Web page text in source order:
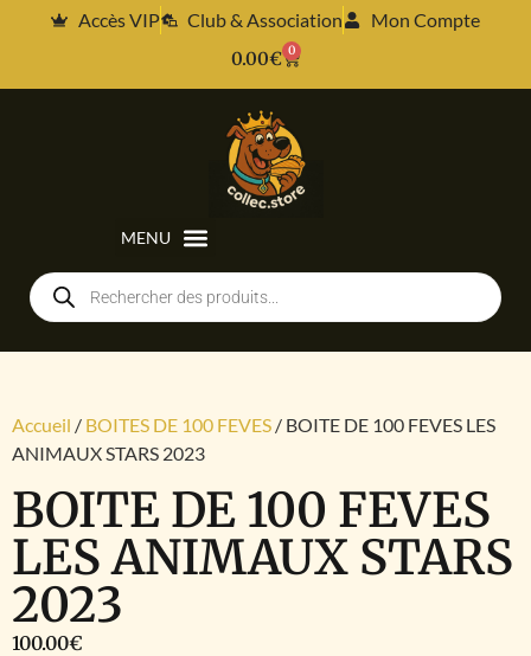
Accès VIP Club & Association
Mon Compte
0.00€ 0
Accueil / BOITES DE 100 FEVES / BOITE DE 100 FEVES LES
ANIMAUX STARS 2023
BOITE DE 100 FEVES
LES ANIMAUX STARS
2023
100.00€